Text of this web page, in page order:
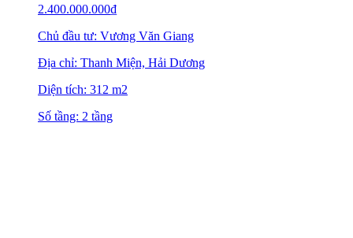
2.400.000.000₫
Chủ đầu tư: Vương Văn Giang
Địa chỉ: Thanh Miện, Hải Dương
Diện tích: 312 m2
Số tầng: 2 tầng